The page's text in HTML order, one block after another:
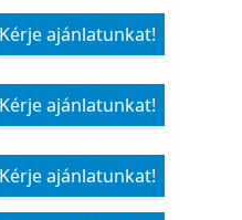
Kérje ajánlatunkat!
Kérje ajánlatunkat!
Kérje ajánlatunkat!